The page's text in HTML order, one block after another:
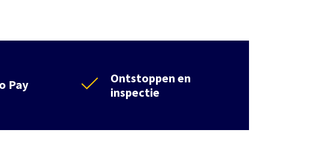
Pay
Ontstoppen en
inspectie